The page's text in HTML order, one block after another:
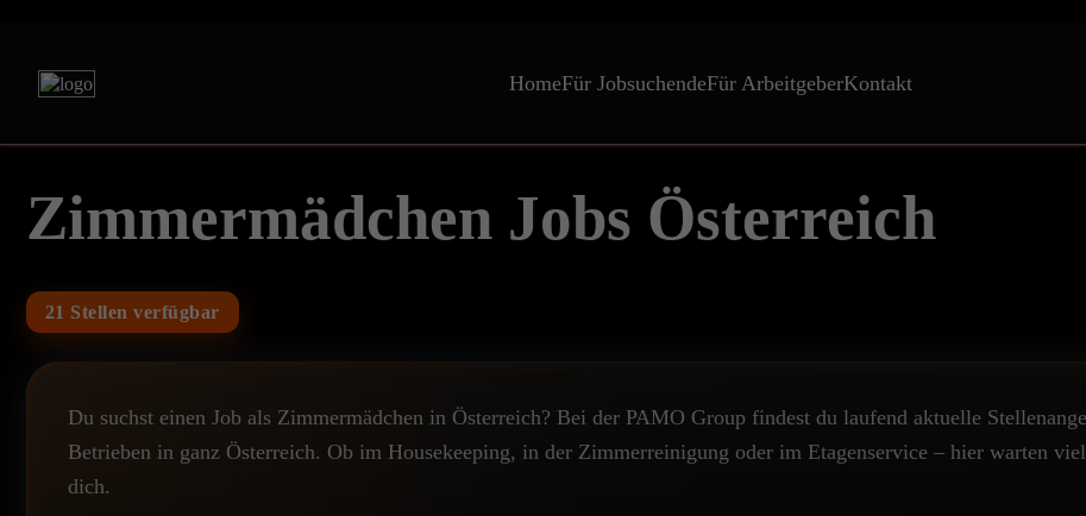
HomeFür JobsuchendeFür ArbeitgeberKontakt
Zimmermädchen Jobs Österreich
21 Stellen verfügbar
Du suchst einen Job als Zimmermädchen in Österreich? Bei der PAMO Group findest du laufend aktuelle
Betrieben in ganz Österreich. Ob im Housekeeping, in der Zimmerreinigung oder im Etagenservice – hier warten
dich.